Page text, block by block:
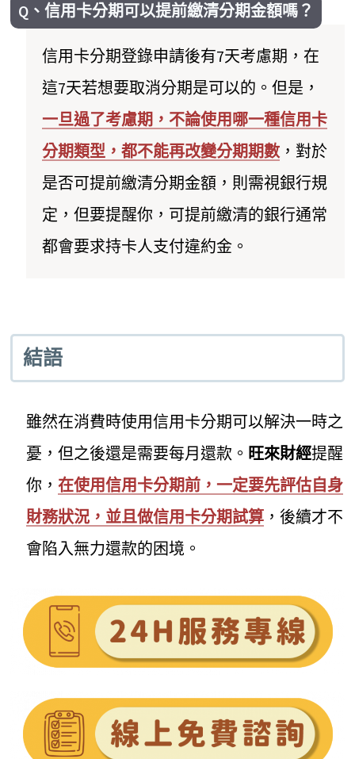
Q、信用卡分期可以提前繳清分期金額嗎？
信用卡分期登錄申請後有7天考慮期，在
這7天若想要取消分期是可以的。但是，
一旦過了考慮期，不論使用哪一種信用卡
分期類型，都不能再改變分期期數，對於
是否可提前繳清分期金額，則需視銀行規
定，但要提醒你，可提前繳清的銀行通常
都會要求持卡人支付違約金。
結語
雖然在消費時使用信用卡分期可以解決一時之
憂，但之後還是需要每月還款。 旺來財經提醒
你，在使用信用卡分期前，一定要先評估自身
財務狀況，並且做信用卡分期試算 ，後續才不
會陷入無力還款的困境。